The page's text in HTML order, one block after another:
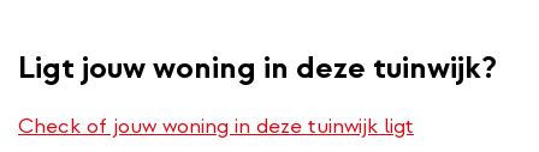
Ligt jouw woning in deze tuinwijk?
Check of jouw woning in deze tuinwijk ligt